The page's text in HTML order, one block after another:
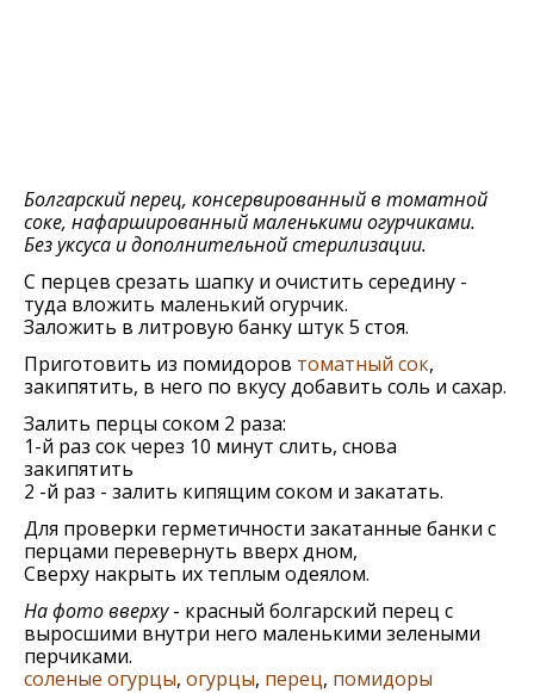
Болгарский перец, консервированный в томатной
соке, нафаршированный маленькими огурчиками.
Без уксуса и дополнительной стерилизации.
С перцев срезать шапку и очистить середину -
туда вложить маленький огурчик.
Заложить в литровую банку штук 5 стоя.
Приготовить из помидоров томатный сок,
закипятить, в него по вкусу добавить соль и сахар.
Залить перцы соком 2 раза:
1-й раз сок через 10 минут слить, снова
закипятить
2 -й раз - залить кипящим соком и закатать.
Для проверки герметичности закатанные банки с
перцами перевернуть вверх дном,
Сверху накрыть их теплым одеялом.
На фото вверху- красный болгарский перец с
выросшими внутри него маленькими зелеными
перчиками.
соленые огурцы, огурцы, перец, помидоры